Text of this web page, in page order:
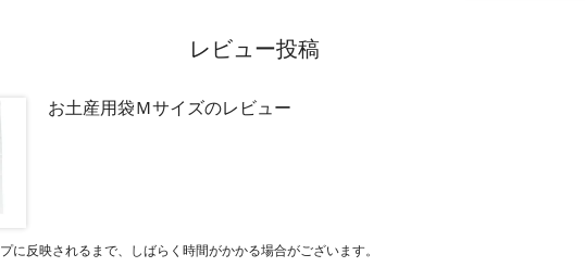
レビュー投稿
お土産用袋Ｍサイズのレビュー
に反映されるまで、しばらく時間がかかる場合がございます。